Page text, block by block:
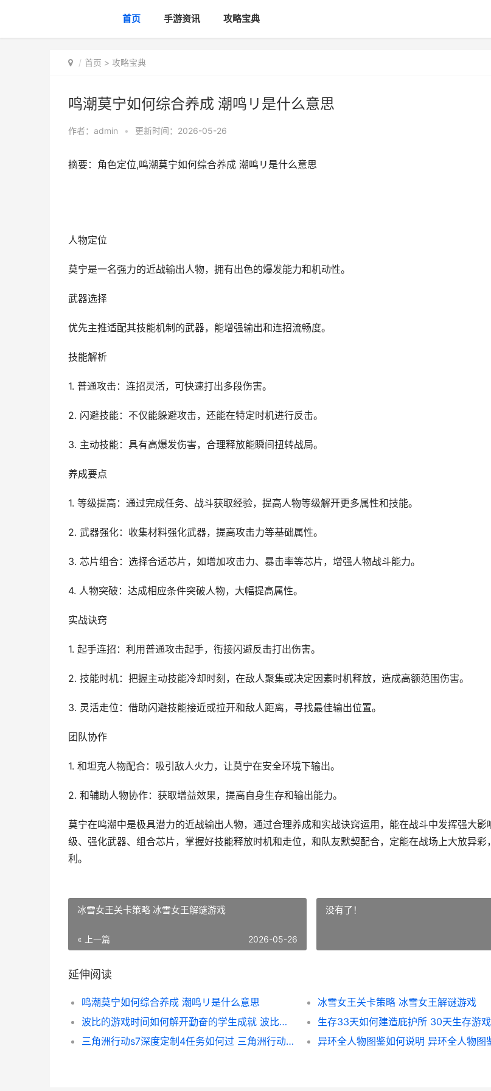
首页 手游资讯 攻略宝典
首页 > 攻略宝典
鸣潮莫宁如何综合养成 潮鸣リ是什么意思
作者： admin • 更新时间：2026-05-26
摘要：角色定位,鸣潮莫宁如何综合养成 潮鸣リ是什么意思
人物定位
莫宁是一名强力的近战输出人物，拥有出色的爆发能力和机动性。
武器选择
优先主推适配其技能机制的武器，能增强输出和连招流畅度。
技能解析
1. 普通攻击：连招灵活，可快速打出多段伤害。
2. 闪避技能：不仅能躲避攻击，还能在特定时机进行反击。
3. 主动技能：具有高爆发伤害，合理释放能瞬间扭转战局。
养成要点
1. 等级提高：通过完成任务、战斗获取经验，提高人物等级解开更多属性和技能。
2. 武器强化：收集材料强化武器，提高攻击力等基础属性。
3. 芯片组合：选择合适芯片，如增加攻击力、暴击率等芯片，增强人物战斗能力。
4. 人物突破：达成相应条件突破人物，大幅提高属性。
实战诀窍
1. 起手连招：利用普通攻击起手，衔接闪避反击打出伤害。
2. 技能时机：把握主动技能冷却时刻，在敌人聚集或决定因素时机释放，造成高额范围伤害。
3. 灵活走位：借助闪避技能接近或拉开和敌人距离，寻找最佳输出位置。
团队协作
1. 和坦克人物配合：吸引敌人火力，让莫宁在安全环境下输出。
2. 和辅助人物协作：获取增益效果，提高自身生存和输出能力。
莫宁在鸣潮中是极具潜力的近战输出人物，通过合理养成和实战诀窍运用，能在战斗中发挥强大影
级、强化武器、组合芯片，掌握好技能释放时机和走位，和队友默契配合，定能在战场上大放异彩
利。
冰雪女王关卡策略 冰雪女王解谜游戏
« 上一篇 2026-05-26
没有了！
延伸阅读
鸣潮莫宁如何综合养成 潮鸣リ是什么意思
冰雪女王关卡策略 冰雪女王解谜游戏
波比的游戏时间如何解开勤奋的学生成就 波比的游戏时间第五章
生存33天如何建造庇护所 30天生存游
三角洲行动s7深度定制4任务如何过 三角洲行动S7深蓝改动
异环全人物图鉴如何说明 异环全人物图